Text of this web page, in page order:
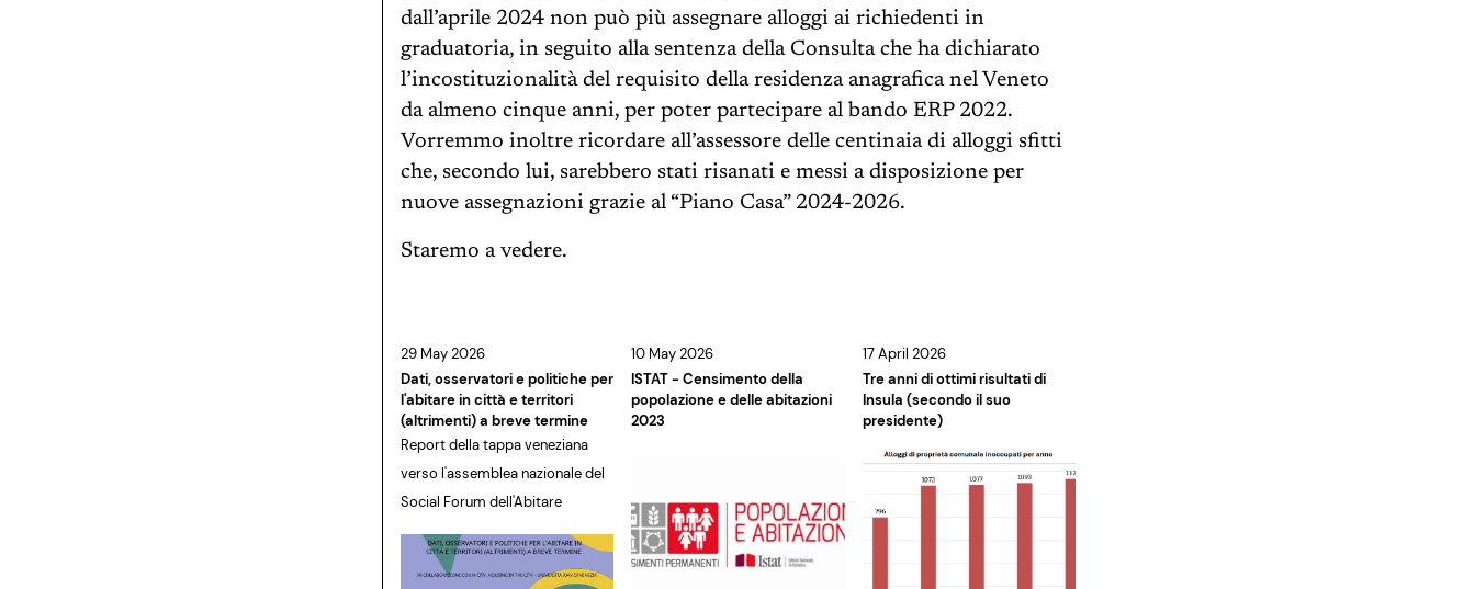
dall’aprile 2024 non può più assegnare alloggi ai richiedenti in
graduatoria, in seguito alla sentenza della Consulta che ha dichiarato
l’incostituzionalità del requisito della residenza anagrafica nel Veneto
da almeno cinque anni, per poter partecipare al bando ERP 2022.
Vorremmo inoltre ricordare all’assessore delle centinaia di alloggi sfitti
che, secondo lui, sarebbero stati risanati e messi a disposizione per
nuove assegnazioni grazie al “Piano Casa” 2024-2026.
Staremo a vedere.
29 May 2026
Dati, osservatori e politiche per
l'abitare in città e territori
(altrimenti) a breve termine
Report della tappa veneziana
verso l'assemblea nazionale del
Social Forum dell'Abitare
10 May 2026
ISTAT - Censimento della
popolazione e delle abitazioni
2023
17 April 2026
Tre anni di ottimi risultati di
Insula (secondo il suo
presidente)